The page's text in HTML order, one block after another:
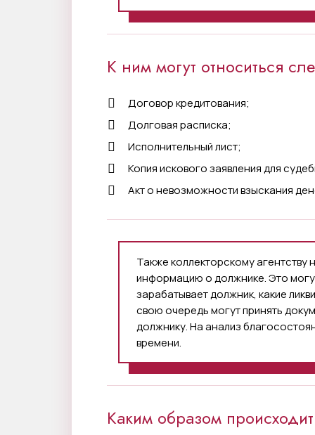
К ним могут относиться
Договор кредитования;
Долговая расписка;
Исполнительный лист;
Копия искового заявления для
Акт о невозможности взыскания
Также коллекторскому
информацию о должнике. Это
зарабатывает должник, какие
свою очередь могут принять
должнику. На анализ
времени.
Каким образом